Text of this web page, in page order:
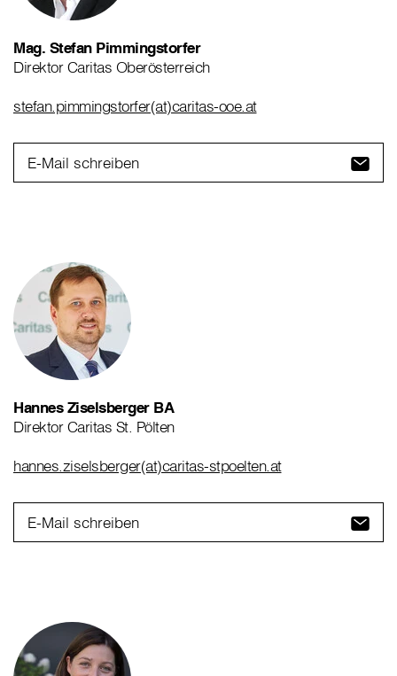
Mag. Stefan Pimmingstorfer
Direktor Caritas Oberösterreich
stefan.pimmingstorfer(at)caritas-ooe.at
E-Mail schreiben
Hannes Ziselsberger BA
Direktor Caritas St. Pölten
hannes.ziselsberger(at)caritas-stpoelten.at
E-Mail schreiben